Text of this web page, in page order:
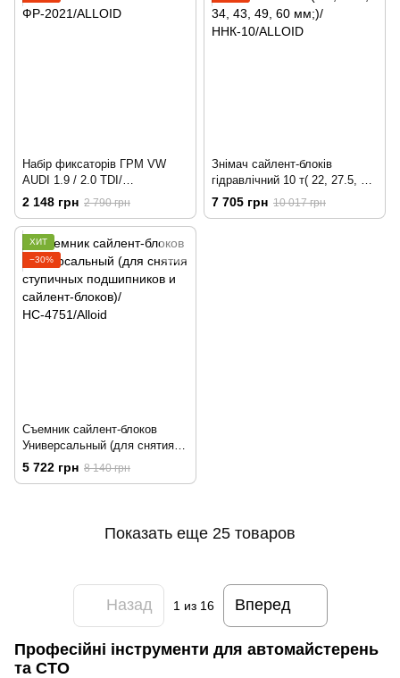
Набір фиксаторів ГРМ VW
AUDI 1.9 / 2.0 TDI/
ФР-2021/ALLOID
2 148 грн 2 790 грн
Знімач сайлент-блоків
гідравлічний 10 т( 22, 27.5, 34,
43, 49, 60 мм;)/ННК-10/ALLOID
7 705 грн 10 017 грн
ХИТ
−30%
Съемник сайлент-блоков
Универсальный (для снятия
ступичных подшипников и
сайлент-блоков)/
5 722 грн 8 140 грн
Показать еще 25 товаров
Назад 1 из 16 Вперед
Професійні інструменти для автомайстерень
та СТО